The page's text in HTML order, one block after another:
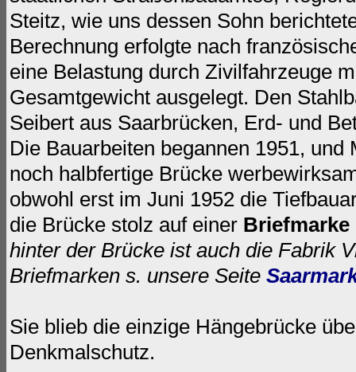
Steitz, wie uns dessen Sohn
Berechnung erfolgte nach
eine Belastung durch Zivilfahrzeuge
Gesamtgewicht ausgelegt. Den
Seibert aus Saarbrücken, Erd- und
Die Bauarbeiten begannen 1951,
noch halbfertige Brücke
obwohl erst im Juni 1952 die
die Brücke stolz auf einer Briefmarke
hinter der Brücke ist auch die Fabrik
Briefmarken s. unsere Seite
Sie blieb die einzige Hängebrücke
Denkmalschutz.